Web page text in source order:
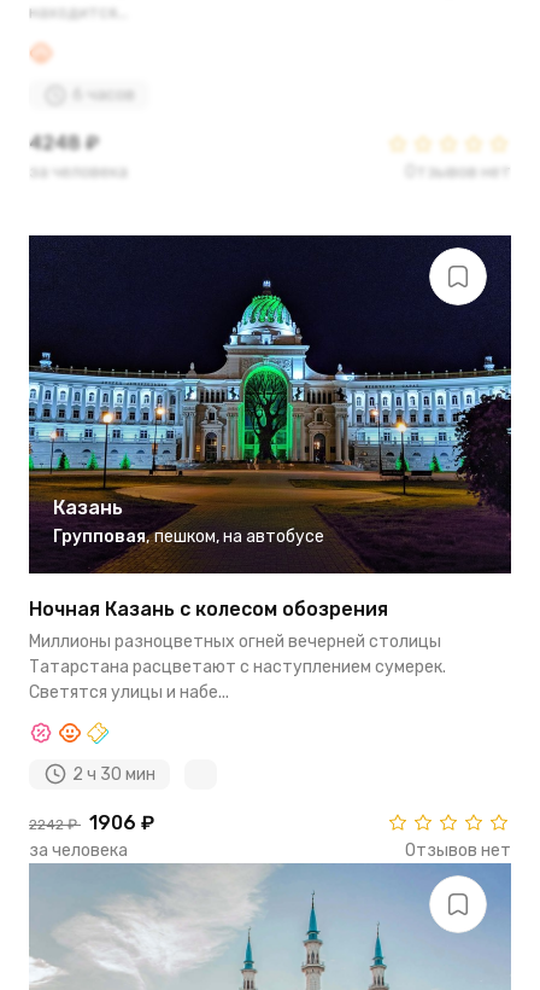
находится...
6 часов
4248 ₽
за человека Отзывов нет
Казань
Групповая, пешком, на автобусе
Ночная Казань с колесом обозрения
Миллионы разноцветных огней вечерней столицы
Татарстана расцветают с наступлением сумерек.
Светятся улицы и набе...
2 ч 30 мин
2242 ₽ 1906 ₽
за человека Отзывов нет